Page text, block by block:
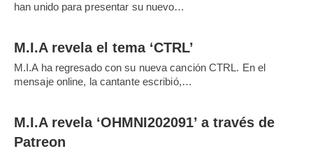
han unido para presentar su nuevo…
M.I.A revela el tema ‘CTRL’
M.I.A ha regresado con su nueva canción CTRL. En el
mensaje online, la cantante escribió,…
M.I.A revela ‘OHMNI202091’ a través de
Patreon